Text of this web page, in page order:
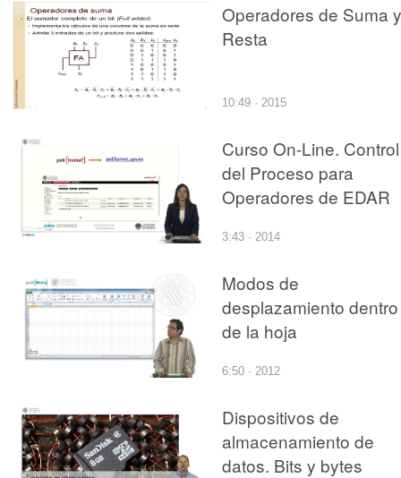
Operadores de Suma y
Resta
10:49 · 2015
Curso On-Line. Control
del Proceso para
Operadores de EDAR
3:43 · 2014
Modos de
desplazamiento dentro
de la hoja
6:50 · 2012
Dispositivos de
almacenamiento de
datos. Bits y bytes